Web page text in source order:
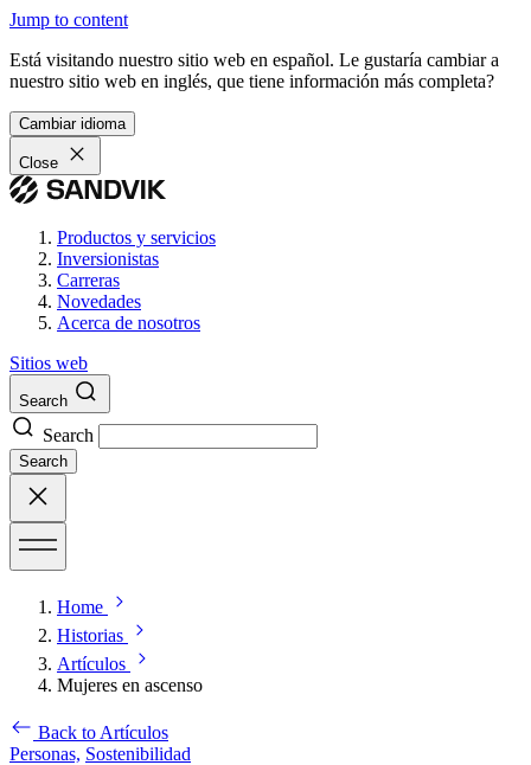
Jump to content
Está visitando nuestro sitio web en español. Le gustaría cambiar a
nuestro sitio web en inglés, que tiene información más completa?
Cambiar idioma
Close
Productos y servicios
Inversionistas
Carreras
Novedades
Acerca de nosotros
Sitios web
Search
Search
Search
Home
Historias
Artículos
Mujeres en ascenso
Back to Artículos
Personas, Sostenibilidad